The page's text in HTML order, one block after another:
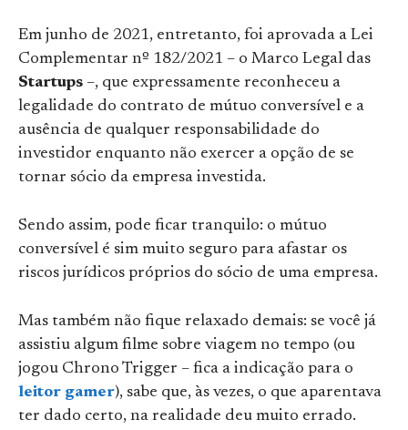
Em junho de 2021, entretanto, foi aprovada a Lei
Complementar nº 182/2021 – o Marco Legal das
Startups –, que expressamente reconheceu a
legalidade do contrato de mútuo conversível e a
ausência de qualquer responsabilidade do
investidor enquanto não exercer a opção de se
tornar sócio da empresa investida.
Sendo assim, pode ficar tranquilo: o mútuo
conversível é sim muito seguro para afastar os
riscos jurídicos próprios do sócio de uma empresa.
Mas também não fique relaxado demais: se você já
assistiu algum filme sobre viagem no tempo (ou
jogou Chrono Trigger – fica a indicação para o
leitor gamer), sabe que, às vezes, o que aparentava
ter dado certo, na realidade deu muito errado.